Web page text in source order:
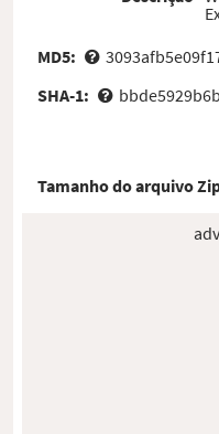
MD5:
SHA-1:
Tamanho do arquivo